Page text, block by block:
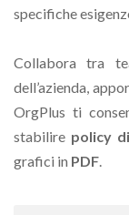
specifiche
Collabora tra
dell’azienda,
OrgPlus ti
stabilire policy
grafici in PDF